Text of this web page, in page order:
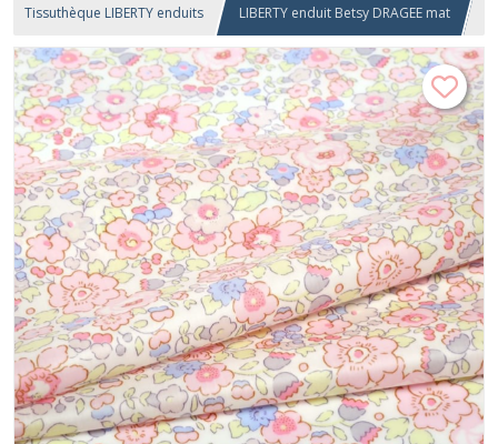
Tissuthèque LIBERTY enduits LIBERTY enduit Betsy DRAGEE mat